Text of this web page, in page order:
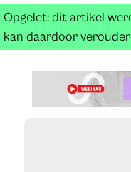
Opgelet: dit artikel
kan daardoor